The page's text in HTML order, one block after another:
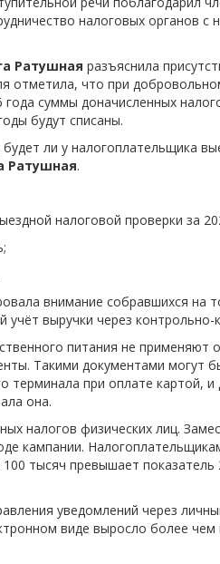
-общества
налоговых органов с
Ратушная разъяснила
отметила, что при
суммы доначисленных
будут списаны.
ли у налогоплательщика
Ратушная.
налоговой проверки за
внимание собравшихся на
выручки через контрольно-
питания не применяют
Такими документами могут
при оплате картой, и
она.
налогов физических лиц.
кампании.
тысяч превышает показатель
уведомлений через
виде выросло более